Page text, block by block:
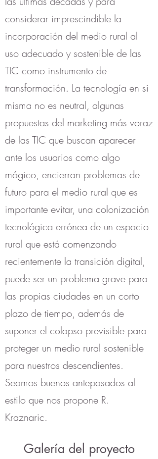
considerar imprescindible la
incorporación del medio rural al
uso adecuado y sostenible de las
TIC como instrumento de
transformación. La tecnología en si
misma no es neutral, algunas
propuestas del marketing más voraz
de las TIC que buscan aparecer
ante los usuarios como algo
mágico, encierran problemas de
futuro para el medio rural que es
importante evitar, una colonización
tecnológica errónea de un espacio
rural que está comenzando
recientemente la transición digital,
puede ser un problema grave para
las propias ciudades en un corto
plazo de tiempo, además de
suponer el colapso previsible para
proteger un medio rural sostenible
para nuestros descendientes.
Seamos buenos antepasados al
estilo que nos propone R.
Kraznaric.
Galería del proyecto